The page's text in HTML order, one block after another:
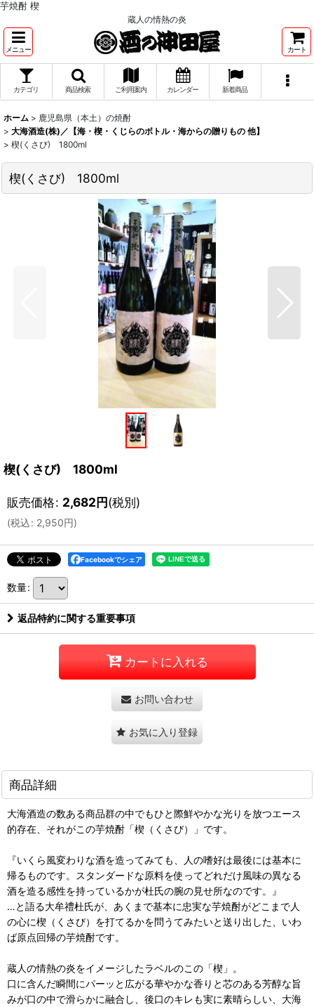
芋焼酎 楔
蔵人の情熱の炎
メニュー カート
カテゴリ 商品検索 ご利用案内 カレンダー 新着商品
ホーム > 鹿児島県（本土）の焼酎
> 大海酒造(株)／【海・楔・くじらのボトル・海からの贈りもの 他】
> 楔(くさび) 1800ml
楔(くさび) 1800ml
楔(くさび) 1800ml
販売価格: 2,682円(税別)
(税込: 2,950円)
Facebookでシェア
数量:
返品特約に関する重要事項
カートに入れる
お問い合わせ
お気に入り登録
商品詳細
大海酒造の数ある商品群の中でもひと際鮮やかな光りを放つエース
的存在、それがこの芋焼酎「楔（くさび）」です。
『いくら風変わりな酒を造ってみても、人の嗜好は最後には基本に
帰るものです。スタンダードな原料を使ってどれだけ風味の異なる
酒を造る感性を持っているかが杜氏の腕の見せ所なのです。』
…と語る大牟禮杜氏が、あくまで基本に忠実な芋焼酎がどこまで人
の心に楔（くさび）を打てるかを問うてみたいと送り出した、いわ
ば原点回帰の芋焼酎です。
蔵人の情熱の炎をイメージしたラベルのこの「楔」。
口に含んだ瞬間にパーッと広がる華やかな香りと芯のある芳醇な旨
みが口の中で滑らかに融合し、後口のキレも実に素晴らしい、大海